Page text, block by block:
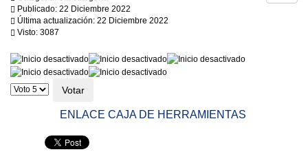
Publicado: 22 Diciembre 2022
Última actualización: 22 Diciembre 2022
Visto: 3087
Ratio:0/5
Por
favor,
ENLACE CAJA DE HERRAMIENTAS